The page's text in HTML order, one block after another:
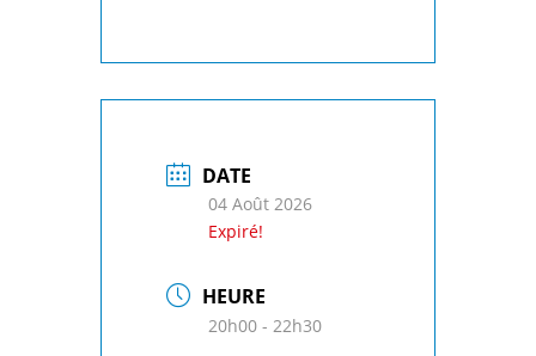
DATE
04 Août 2026
Expiré!
HEURE
20h00 - 22h30